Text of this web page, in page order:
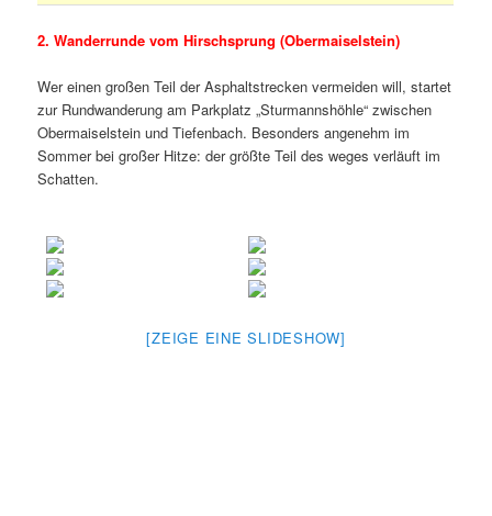
2. Wanderrunde vom Hirschsprung (Obermaiselstein)
Wer einen großen Teil der Asphaltstrecken vermeiden will, startet
zur Rundwanderung am Parkplatz „Sturmannshöhle“ zwischen
Obermaiselstein und Tiefenbach. Besonders angenehm im
Sommer bei großer Hitze: der größte Teil des weges verläuft im
Schatten.
[ZEIGE EINE SLIDESHOW]